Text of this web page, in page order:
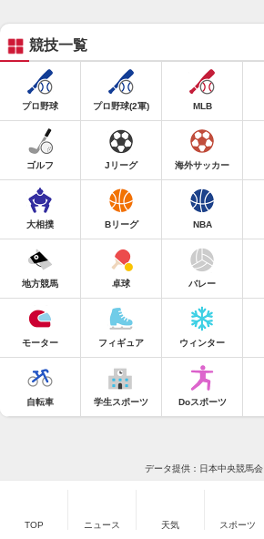
競技一覧
プロ野球 プロ野球(2軍) MLB
ゴルフ Jリーグ 海外サッカー
大相撲 Bリーグ NBA
地方競馬 卓球 バレー
モーター フィギュア ウィンター
自転車 学生スポーツ Doスポーツ
データ提供：日本中央競馬会
TOP ニュース 天気 スポーツ